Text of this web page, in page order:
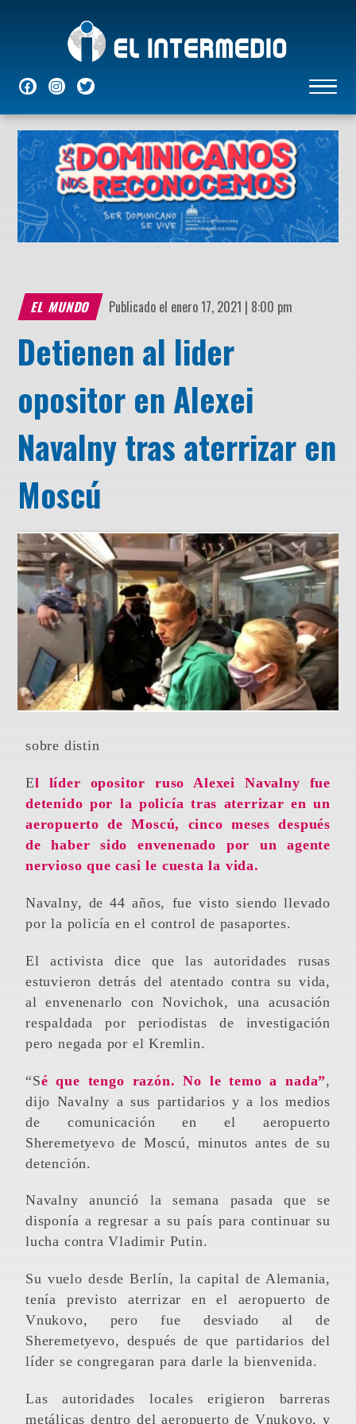
NACIONALES INTERNACIONALESECONÓMICASDEPORTES ENTRETENIMIENTO
EL MUNDO Publicado el enero 17, 2021 | 8:00 pm
Detienen al lider
opositor en Alexei
Navalny tras aterrizar en
Moscú
sobre distin
El líder opositor ruso Alexei Navalny fue
detenido por la policía tras aterrizar en un
aeropuerto de Moscú, cinco meses después
de haber sido envenenado por un agente
nervioso que casi le cuesta la vida.
Navalny, de 44 años, fue visto siendo llevado
por la policía en el control de pasaportes.
El activista dice que las autoridades rusas
estuvieron detrás del atentado contra su vida,
al envenenarlo con Novichok, una acusación
respaldada por periodistas de investigación
pero negada por el Kremlin.
“Sé que tengo razón. No le temo a nada”,
dijo Navalny a sus partidarios y a los medios
de comunicación en el aeropuerto
Sheremetyevo de Moscú, minutos antes de su
detención.
Navalny anunció la semana pasada que se
disponía a regresar a su país para continuar su
lucha contra Vladimir Putin.
Su vuelo desde Berlín, la capital de Alemania,
tenía previsto aterrizar en el aeropuerto de
Vnukovo, pero fue desviado al de
Sheremetyevo, después de que partidarios del
líder se congregaran para darle la bienvenida.
Las autoridades locales erigieron barreras
metálicas dentro del aeropuerto de Vnukovo, y